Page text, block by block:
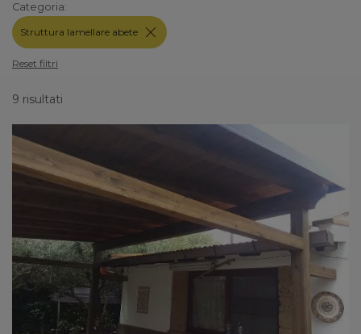
Categoria:
Struttura lamellare abete
Reset filtri
9 risultati